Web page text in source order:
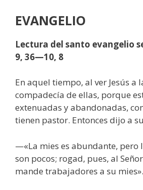
EVANGELIO
Lectura del santo evangelio
9, 36—10, 8
En aquel tiempo, al ver Jesús a
compadecía de ellas, porque
extenuadas y abandonadas,
tienen pastor. Entonces dijo a
—«La mies es abundante, pero
son pocos; rogad, pues, al
mande trabajadores a su mies».